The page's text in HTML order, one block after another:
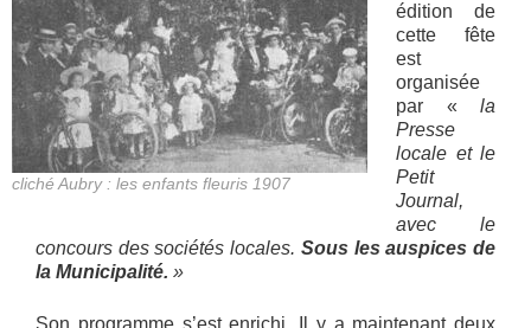
cliché Aubry : les enfants fleuris 1907
édition de
cette fête
est
organisée
par « la
Presse
locale et le
Petit
Journal,
avec le
concours des sociétés locales. Sous les auspices de
la Municipalité. »
Son programme s’est enrichi. Il y a maintenant deux